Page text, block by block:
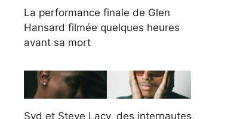
La performance finale de Glen
Hansard filmée quelques heures
avant sa mort
Syd et Steve Lacy, des internautes,